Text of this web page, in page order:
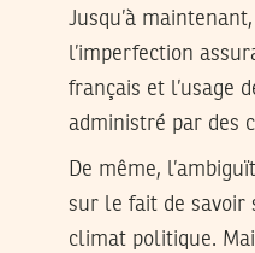
Jusqu’à
l’imperfection
français et l’usage
administré par des
De même,
sur le fait de savoir
climat politique.